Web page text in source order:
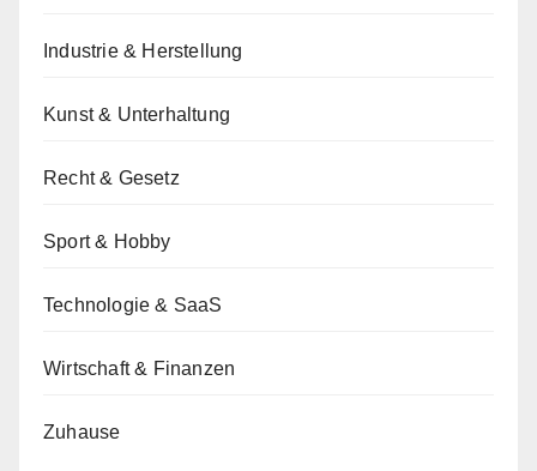
Industrie & Herstellung
Kunst & Unterhaltung
Recht & Gesetz
Sport & Hobby
Technologie & SaaS
Wirtschaft & Finanzen
Zuhause